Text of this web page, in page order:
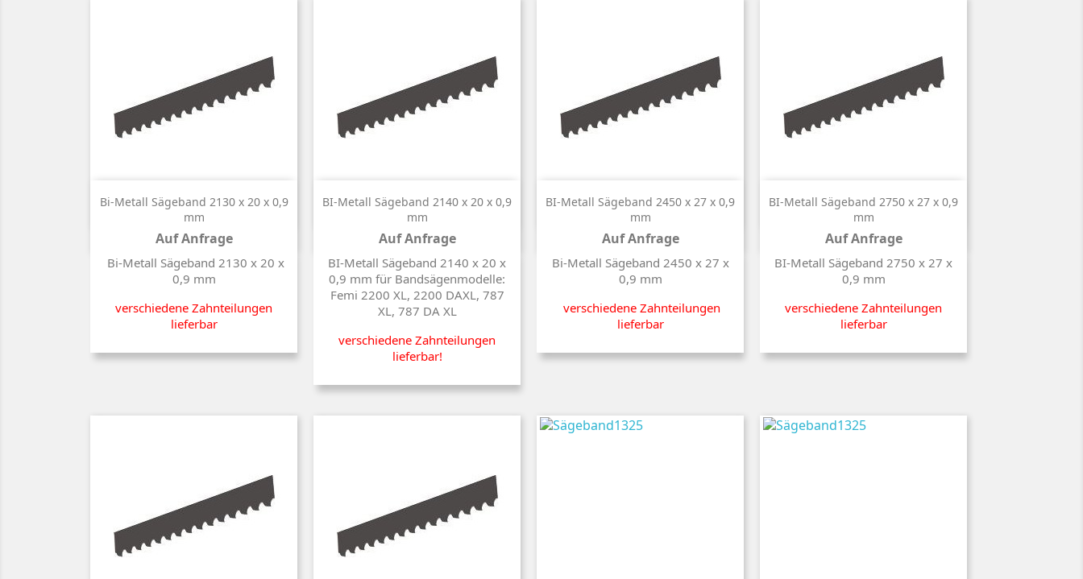
Bi-Metall Sägeband 2130 x 20 x 0,9
mm
Auf Anfrage
Bi-Metall Sägeband 2130 x 20 x
0,9 mm
verschiedene Zahnteilungen
lieferbar
 Kurzinfo
BI-Metall Sägeband 2140 x 20 x 0,9
mm
Auf Anfrage
BI-Metall Sägeband 2140 x 20 x
0,9 mm für Bandsägenmodelle:
Femi 2200 XL, 2200 DAXL, 787
XL, 787 DA XL
verschiedene Zahnteilungen
lieferbar!
 Kurzinfo
BI-Metall Sägeband 2450 x 27 x 0,9
mm
Auf Anfrage
Bi-Metall Sägeband 2450 x 27 x
0,9 mm
verschiedene Zahnteilungen
lieferbar
 Kurzinfo
BI-Metall Sägeband 2750 x 27 x 0,9
mm
Auf Anfrage
BI-Metall Sägeband 2750 x 27 x
0,9 mm
verschiedene Zahnteilungen
lieferbar
 Kurzinfo